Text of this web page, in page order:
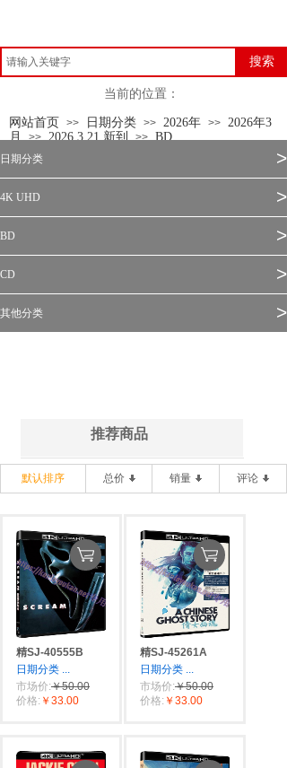
搜索
当前的位置：
网站首页 >> 日期分类 >> 2026年 >> 2026年3
月 >> 2026.3.21 新到 >> BD
日期分类 >
4K UHD >
BD >
CD >
其他分类 >
推荐商品
默认排序 总价 销量 评论
精SJ-40555B
日期分类 ...
市场价:￥50.00
价格: ￥33.00
精SJ-45261A
日期分类 ...
市场价:￥50.00
价格: ￥33.00